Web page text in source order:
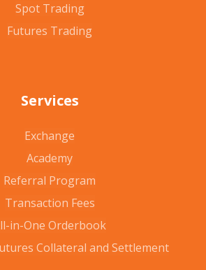
Spot Trading
Futures Trading
Services
Exchange
Academy
Referral Program
Transaction Fees
in-One Orderbook
Collateral and Settlement